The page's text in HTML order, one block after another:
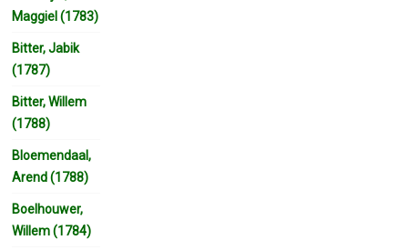
Maggiel (1783)
Bitter, Jabik
(1787)
Bitter, Willem
(1788)
Bloemendaal,
Arend (1788)
Boelhouwer,
Willem (1784)